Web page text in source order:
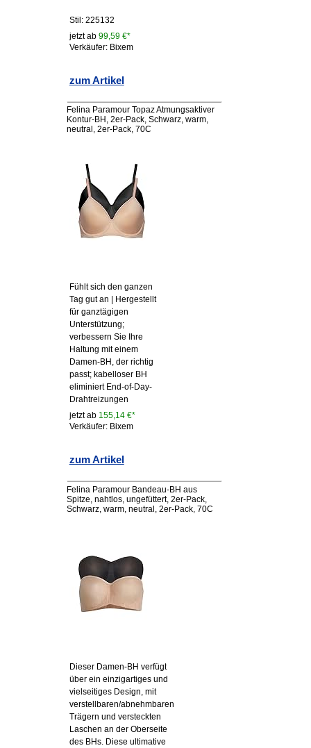
Stil: 225132
jetzt ab 99,59 €*
Verkäufer: Bixem
zum Artikel
Felina Paramour Topaz Atmungsaktiver
Kontur-BH, 2er-Pack, Schwarz, warm,
neutral, 2er-Pack, 70C
Fühlt sich den ganzen
Tag gut an | Hergestellt
für ganztägigen
Unterstützung;
verbessern Sie Ihre
Haltung mit einem
Damen-BH, der richtig
passt; kabelloser BH
eliminiert End-of-Day-
Drahtreizungen
jetzt ab 155,14 €*
Verkäufer: Bixem
zum Artikel
Felina Paramour Bandeau-BH aus
Spitze, nahtlos, ungefüttert, 2er-Pack,
Schwarz, warm, neutral, 2er-Pack, 70C
Dieser Damen-BH verfügt
über ein einzigartiges und
vielseitiges Design, mit
verstellbaren/abnehmbaren
Trägern und versteckten
Laschen an der Oberseite
des BHs. Diese ultimative